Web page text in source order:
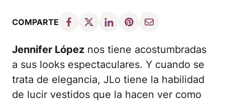
COMPARTE
Jennifer López nos tiene acostumbradas
a sus looks espectaculares. Y cuando se
trata de elegancia, JLo tiene la habilidad
de lucir vestidos que la hacen ver como